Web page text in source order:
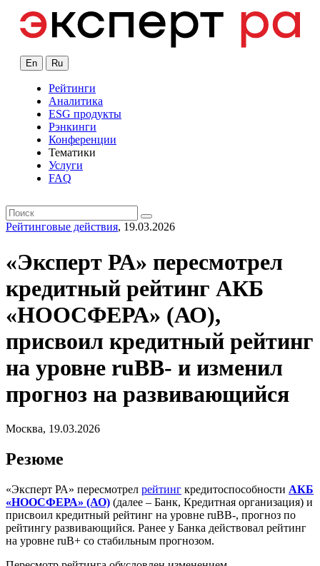
En Ru
Рейтинги
Аналитика
ESG продукты
Рэнкинги
Конференции
Тематики
Услуги
FAQ
Рейтинговые действия, 19.03.2026
«Эксперт РА» пересмотрел
кредитный рейтинг АКБ
«НООСФЕРА» (АО),
присвоил кредитный рейтинг
на уровне ruBB- и изменил
прогноз на развивающийся
Москва, 19.03.2026
Резюме
«Эксперт РА» пересмотрел рейтинг кредитоспособности АКБ
«НООСФЕРА» (АО) (далее – Банк, Кредитная организация) и
присвоил кредитный рейтинг на уровне ruВB-, прогноз по
рейтингу развивающийся. Ранее у Банка действовал рейтинг
на уровне ruB+ со стабильным прогнозом.